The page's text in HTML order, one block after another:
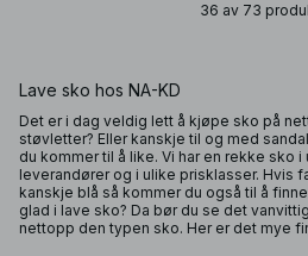
36 av 73
Lave sko hos NA-KD
Det er i dag veldig lett å kjøpe sko på
støvletter? Eller kanskje til og med
du kommer til å like. Vi har en rekke sko
leverandører og i ulike prisklasser. Hvis
kanskje blå så kommer du også til å
glad i lave sko? Da bør du se det
nettopp den typen sko. Her er det mye